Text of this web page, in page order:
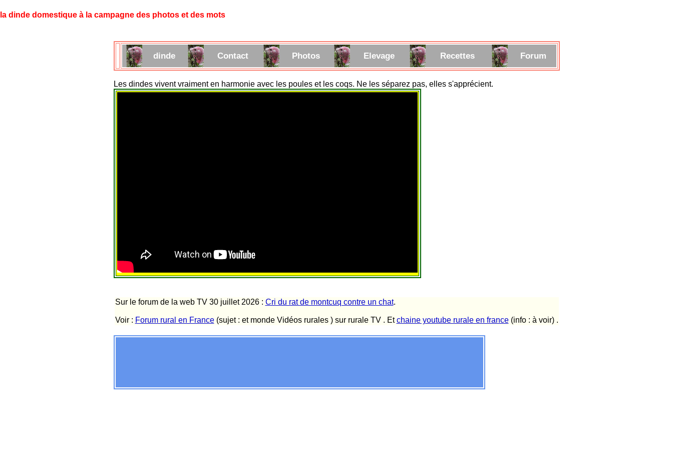
la dinde domestique à la campagne des photos et des mots
dinde Contact Photos Elevage Recettes Forum
Les dindes vivent vraiment en harmonie avec les poules et les coqs. Ne les séparez pas, elles s'apprécient.
Sur le forum de la web TV 30 juillet 2026 : Cri du rat de montcuq contre un chat.
Voir : Forum rural en France(sujet : et monde Vidéos rurales ) sur rurale TV . Etchaine youtube rurale en france(info : à voir) .